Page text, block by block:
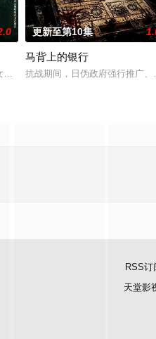
苏琳（黄杨钿甜 饰），虽自小被
更新至第10集
马背上的银行
抗战期间，日伪政府强行推广、
RSS订
天堂影